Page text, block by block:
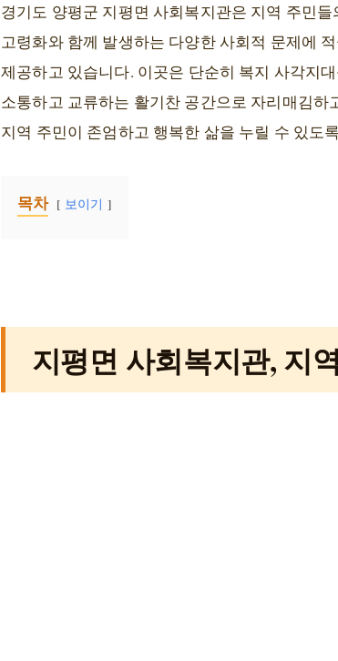
경기도 양평군 지평면 사회복지관은 지역 주민
고령화와 함께 발생하는 다양한 사회적 문제에
제공하고 있습니다. 이곳은 단순히 복지 사각지
소통하고 교류하는 활기찬 공간으로 자리매김
지역 주민이 존엄하고 행복한 삶을 누릴 수 있도
목차 보이기
지평면 사회복지관, 지